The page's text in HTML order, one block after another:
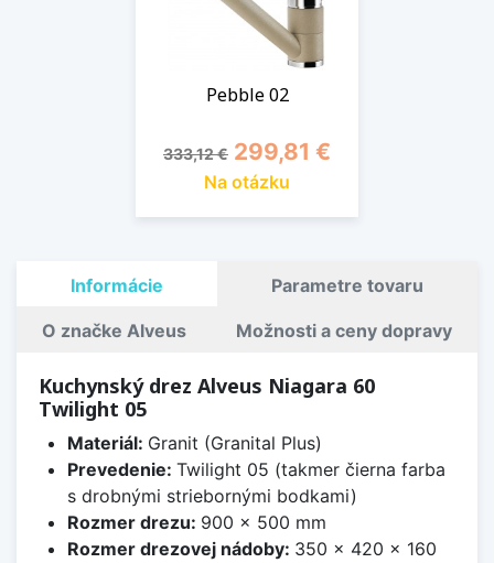
Pebble 02
Základná cena
333,12 € Cena
299,81 €
Na otázku
Informácie Parametre tovaru
O značke Alveus Možnosti a ceny dopravy
Kuchynský drez Alveus Niagara 60
Twilight 05
Materiál: Granit (Granital Plus)
Prevedenie: Twilight 05 (takmer čierna farba
s drobnými striebornými bodkami)
Rozmer drezu: 900 x 500 mm
Rozmer drezovej nádoby: 350 x 420 x 160